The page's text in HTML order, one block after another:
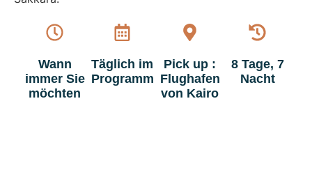
Wann
immer Sie
möchten
Täglich im
Programm
Pick up :
Flughafen
von Kairo
8 Tage, 7
Nacht